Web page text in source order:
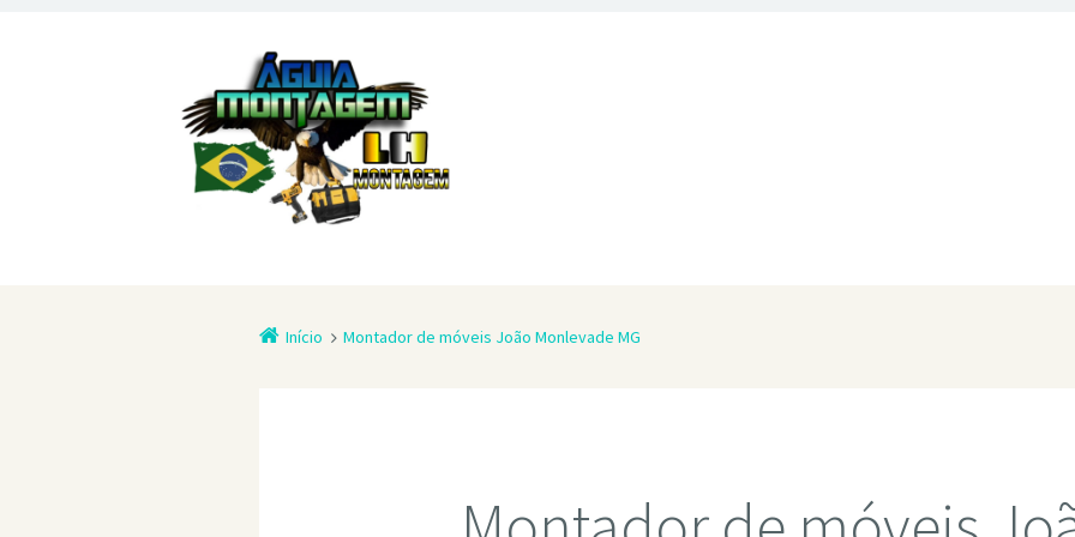
Início Montador de móveis João Monlevade MG